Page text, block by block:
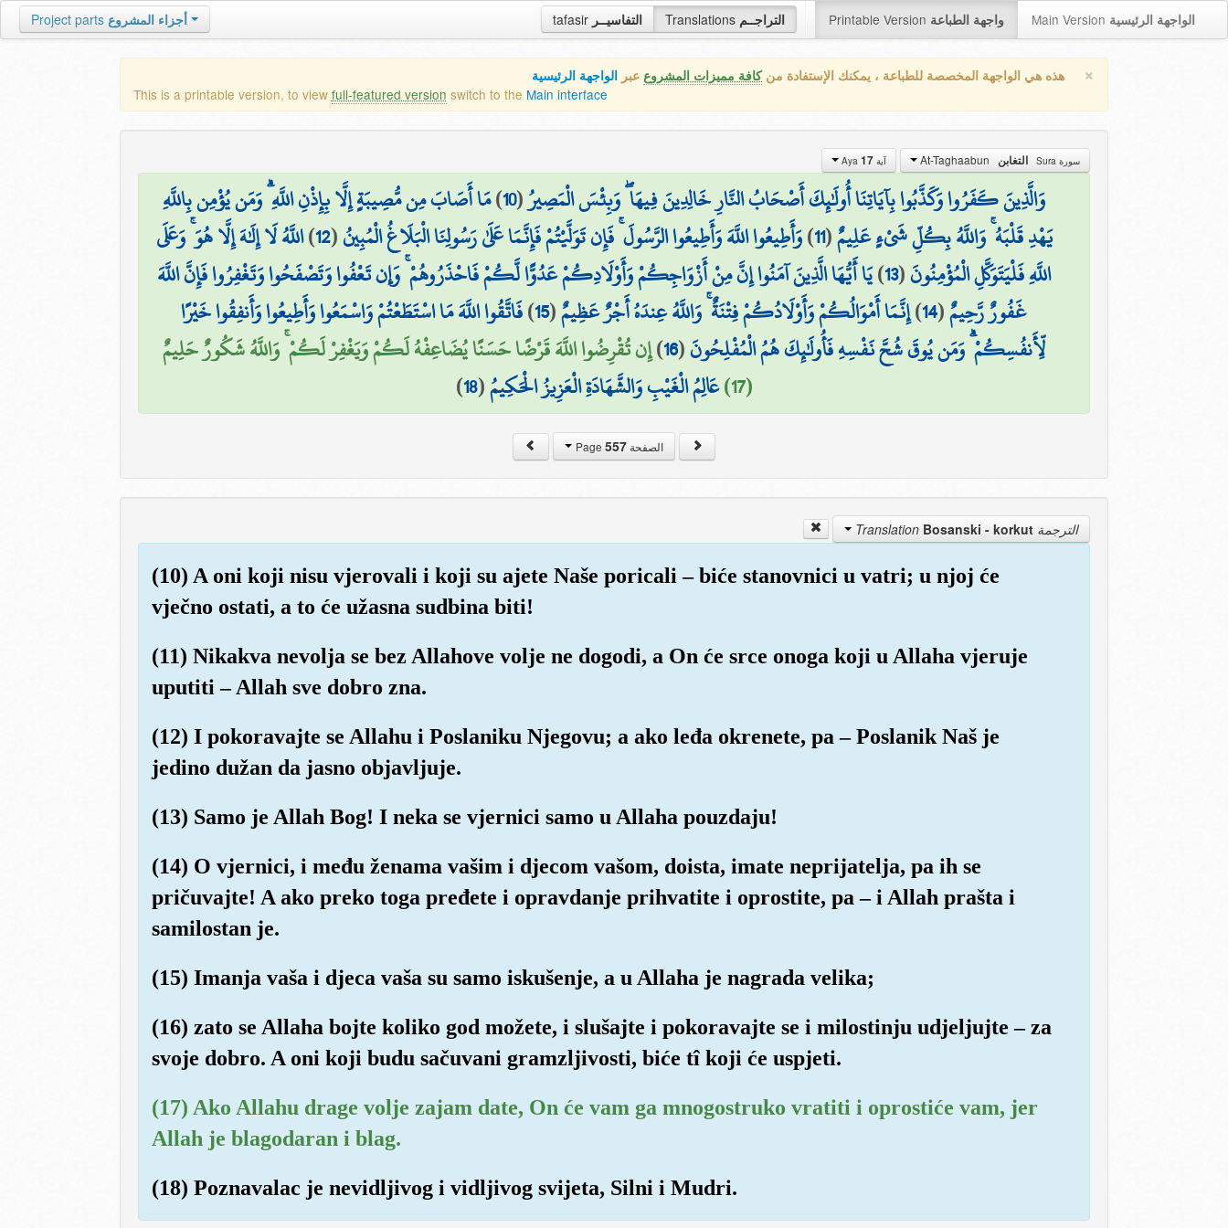
tafasir التفاسيــر Translations التراجــم Printable Version واجهة الطباعة Main Version الواجهة الرئيسية Project parts أجزاء المشروع
× هذه هي الواجهة المخصصة للطباعة ، يمكنك الإستفادة منكافة مميزات المشروع عبر الواجهة الرئيسية
This is a printable version, to view full-featured version switch to the Main interface
سورة Sura التغابن آية Aya 17
وَالَّذِينَ كَفَرُوا وَكَذَّبُوا بِآيَاتِنَا أُولَٰئِكَ أَصْحَابُ النَّارِ خَالِدِينَ فِيهَا ۖ وَبِئْسَ الْمَصِيرُ(
10
)مَا أَصَابَ مِن مُّصِيبَةٍ إِلَّا بِإِذْنِ اللَّهِ ۗ وَمَن يُؤْمِن بِاللَّهِ
يَهْدِ قَلْبَهُ ۚ وَاللَّهُ بِكُلِّ شَيْءٍ عَلِيمٌ(
11
)وَأَطِيعُوا اللَّهَ وَأَطِيعُوا الرَّسُولَ ۚ فَإِن تَوَلَّيْتُمْ فَإِنَّمَا عَلَىٰ رَسُولِنَا الْبَلَاغُ الْمُبِينُ(
12
)اللَّهُ لَا إِلَٰهَ إِلَّا هُوَ ۚ وَعَلَى
اللَّهِ فَلْيَتَوَكَّلِ الْمُؤْمِنُونَ(
13
)يَا أَيُّهَا الَّذِينَ آمَنُوا إِنَّ مِنْ أَزْوَاجِكُمْ وَأَوْلَادِكُمْ عَدُوًّا لَّكُمْ فَاحْذَرُوهُمْ ۚ وَإِن تَعْفُوا وَتَصْفَحُوا وَتَغْفِرُوا فَإِنَّ اللَّهَ
غَفُورٌ رَّحِيمٌ(
14
)إِنَّمَا أَمْوَالُكُمْ وَأَوْلَادُكُمْ فِتْنَةٌ ۚ وَاللَّهُ عِندَهُ أَجْرٌ عَظِيمٌ(
15
)فَاتَّقُوا اللَّهَ مَا اسْتَطَعْتُمْ وَاسْمَعُوا وَأَطِيعُوا وَأَنفِقُوا خَيْرًا
لِّأَنفُسِكُمْ ۗ وَمَن يُوقَ شُحَّ نَفْسِهِ فَأُولَٰئِكَ هُمُ الْمُفْلِحُونَ(
16
)إِن تُقْرِضُوا اللَّهَ قَرْضًا حَسَنًا يُضَاعِفْهُ لَكُمْ وَيَغْفِرْ لَكُمْ ۚ وَاللَّهُ شَكُورٌ حَلِيمٌ
(17)
عَالِمُ الْغَيْبِ وَالشَّهَادَةِ الْعَزِيزُ الْحَكِيمُ(
18
)
الصفحة Page557
الترجمة Translation Bosanski - korkut
(10) A oni koji nisu vjerovali i koji su ajete Naše poricali – biće stanovnici u vatri; u njoj će
vječno ostati, a to će užasna sudbina biti!
(11) Nikakva nevolja se bez Allahove volje ne dogodi, a On će srce onoga koji u Allaha vjeruje
uputiti – Allah sve dobro zna.
(12) I pokoravajte se Allahu i Poslaniku Njegovu; a ako leđa okrenete, pa – Poslanik Naš je
jedino dužan da jasno objavljuje.
(13) Samo je Allah Bog! I neka se vjernici samo u Allaha pouzdaju!
(14) O vjernici, i među ženama vašim i djecom vašom, doista, imate neprijatelja, pa ih se
pričuvajte! A ako preko toga pređete i opravdanje prihvatite i oprostite, pa – i Allah prašta i
samilostan je.
(15) Imanja vaša i djeca vaša su samo iskušenje, a u Allaha je nagrada velika;
(16) zato se Allaha bojte koliko god možete, i slušajte i pokoravajte se i milostinju udjeljujte – za
svoje dobro. A oni koji budu sačuvani gramzljivosti, biće tî koji će uspjeti.
(17) Ako Allahu drage volje zajam date, On će vam ga mnogostruko vratiti i oprostiće vam, jer
Allah je blagodaran i blag.
(18) Poznavalac je nevidljivog i vidljivog svijeta, Silni i Mudri.